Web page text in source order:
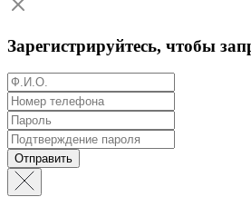
Зарегистрируйтесь, чтобы
Отправить